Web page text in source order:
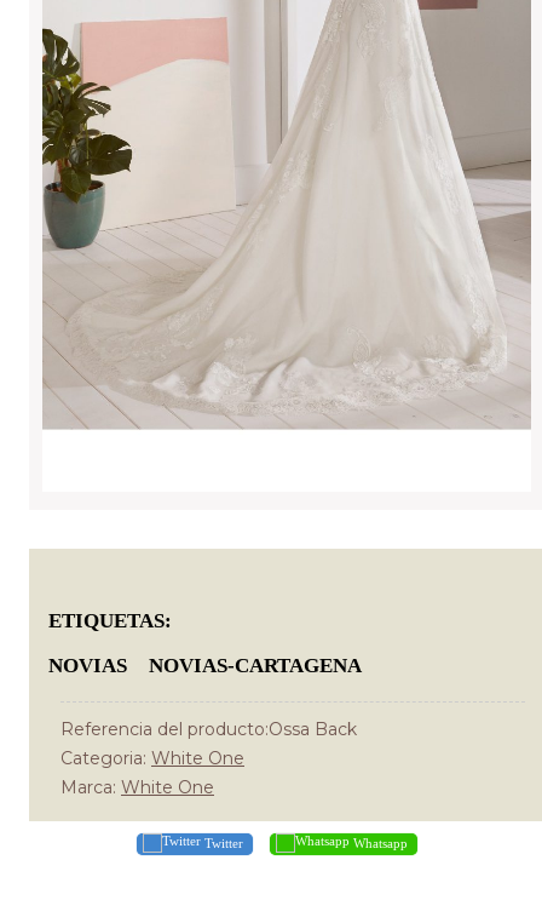
ETIQUETAS:
NOVIAS
NOVIAS-CARTAGENA
Referencia del producto:Ossa Back
Categoria: White One
Marca: White One
Twitter Whatsapp